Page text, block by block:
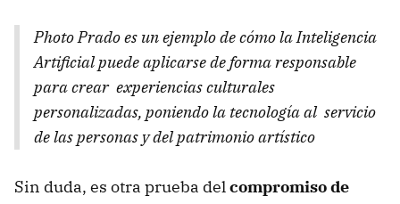
Photo Prado es un ejemplo de cómo la Inteligencia
Artificial puede aplicarse de forma responsable
para crear experiencias culturales
personalizadas, poniendo la tecnología al servicio
de las personas y del patrimonio artístico
Sin duda, es otra prueba delcompromiso de